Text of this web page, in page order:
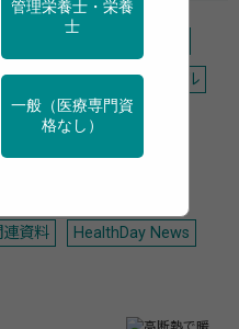
ルス 禁煙 アルコール
デジタル・AI
の健康
資料 HealthDay News
管理栄養士・栄養
士
一般（医療専門資
格なし）